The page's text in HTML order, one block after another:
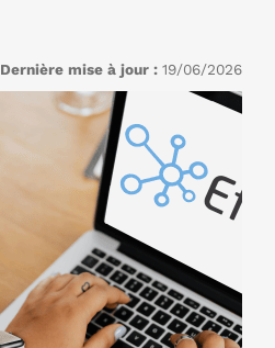
Dernière mise à jour : 19/06/2026